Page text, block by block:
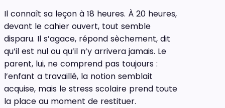
Il connaît sa leçon à 18 heures. À 20 heures,
devant le cahier ouvert, tout semble
disparu. Il s’agace, répond sèchement, dit
qu’il est nul ou qu’il n’y arrivera jamais. Le
parent, lui, ne comprend pas toujours :
l’enfant a travaillé, la notion semblait
acquise, mais le stress scolaire prend toute
la place au moment de restituer.